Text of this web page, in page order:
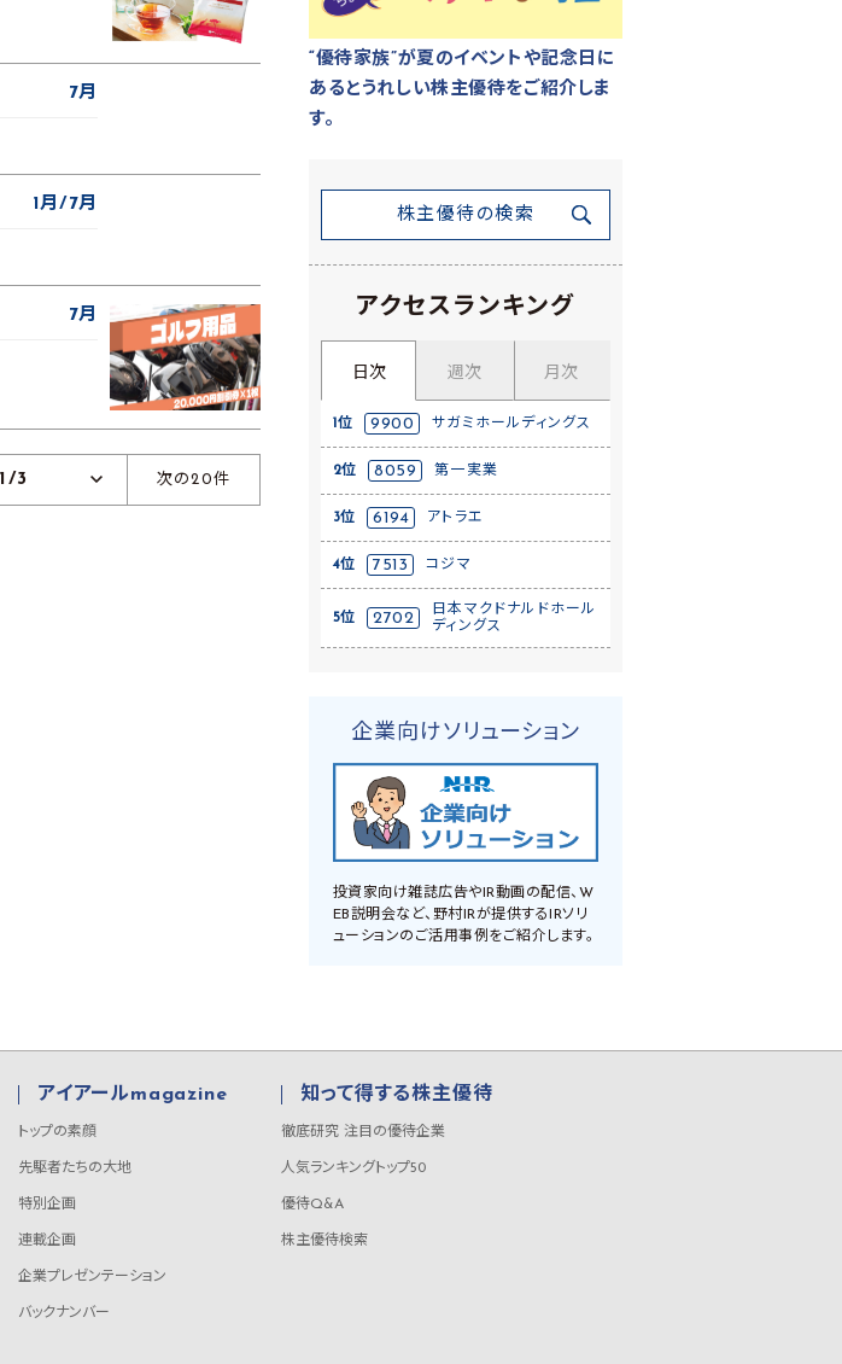
7月
1月 7月
7月
1/3 次の20件
“優待家族”が夏のイベントや記念日に
あるとうれしい株主優待をご紹介しま
す。
株主優待の検索
アクセスランキング
日次 週次 月次
1位 9900 サガミホールディングス
2位 8059 第一実業
3位 6194 アトラエ
4位 7513 コジマ
5位 2702
日本マクドナルドホール
ディングス
企業向けソリューション
投資家向け雑誌広告やIR動画の配信、W
EB説明会など、野村IRが提供するIRソリ
ューションのご活用事例をご紹介します。
アイアールmagazine
トップの素顔
先駆者たちの大地
特別企画
連載企画
企業プレゼンテーション
バックナンバー
知って得する株主優待
徹底研究 注目の優待企業
人気ランキングトップ50
優待Q&A
株主優待検索